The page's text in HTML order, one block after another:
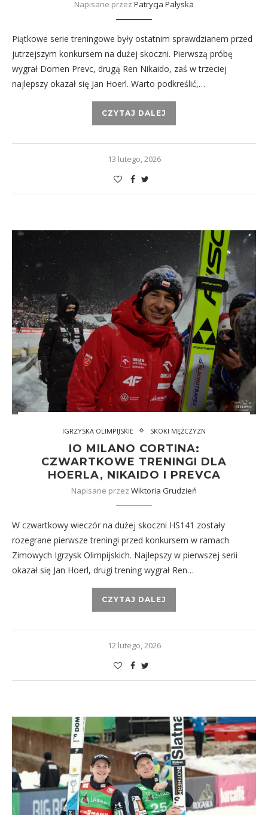
Napisane przez Patrycja Pałyska
Piątkowe serie treningowe były ostatnim sprawdzianem przed
jutrzejszym konkursem na dużej skoczni. Pierwszą próbę
wygrał Domen Prevc, drugą Ren Nikaido, zaś w trzeciej
najlepszy okazał się Jan Hoerl. Warto podkreślić,…
CZYTAJ DALEJ
13 lutego, 2026
IGRZYSKA OLIMPIJSKIE SKOKI MĘŻCZYZN
IO MILANO CORTINA:
CZWARTKOWE TRENINGI DLA
HOERLA, NIKAIDO I PREVCA
Napisane przez Wiktoria Grudzień
W czwartkowy wieczór na dużej skoczni HS141 zostały
rozegrane pierwsze treningi przed konkursem w ramach
Zimowych Igrzysk Olimpijskich. Najlepszy w pierwszej serii
okazał się Jan Hoerl, drugi trening wygrał Ren…
CZYTAJ DALEJ
12 lutego, 2026